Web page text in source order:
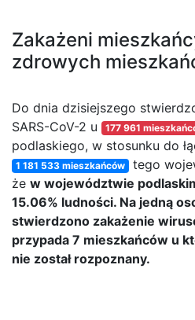
Zakażeni
zdrowych
Do dnia dzisiejszego
SARS-CoV-2 u
177 961
podlaskiego, w stosunku do
1 181 533 mieszkańców tego
że w województwie
15.06% ludności. Na jedną
stwierdzono zakażenie
przypada 7 mieszkańców u
nie został rozpoznany.